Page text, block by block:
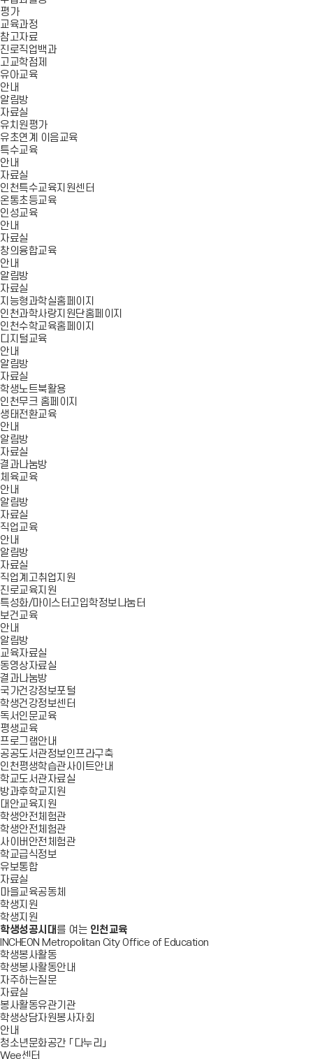
평가
교육과정
참고자료
진로직업백과
고교학점제
유아교육
안내
알림방
자료실
유치원평가
유초연계 이음교육
특수교육
안내
자료실
인천특수교육지원센터
온통초등교육
인성교육
안내
자료실
창의융합교육
안내
알림방
자료실
지능형과학실홈페이지
인천과학사랑지원단홈페이지
인천수학교육홈페이지
디지털교육
안내
알림방
자료실
학생노트북활용
인천무크 홈페이지
생태전환교육
안내
알림방
자료실
결과나눔방
체육교육
안내
알림방
자료실
직업교육
안내
알림방
자료실
직업계고취업지원
진로교육지원
특성화/마이스터고입학정보나눔터
보건교육
안내
알림방
교육자료실
동영상자료실
결과나눔방
국가건강정보포털
학생건강정보센터
독서인문교육
평생교육
프로그램안내
공공도서관정보인프라구축
인천평생학습관사이트안내
학교도서관자료실
방과후학교지원
대안교육지원
학생안전체험관
학생안전체험관
사이버안전체험관
학교급식정보
유보통합
자료실
마을교육공동체
학생지원
학생지원
학생성공시대 를 여는 인천교육
INCHEON Metropolitan City Office of Education
학생봉사활동
학생봉사활동안내
자주하는질문
자료실
봉사활동유관기관
학생상담자원봉사자회
안내
청소년문화공간 「다누리」
Wee센터